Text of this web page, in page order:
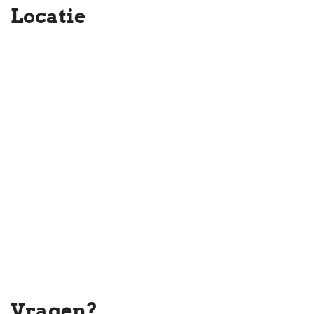
Interesse in dit huis? Schakel direct uw eigen NVM-
Locatie